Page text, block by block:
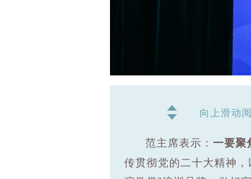
向上滑动
范主席表示： 一要聚
传贯彻党的二十大精神，